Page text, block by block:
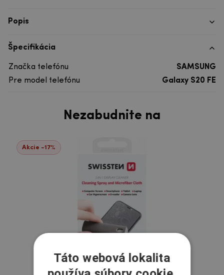
Popis
Špecifikácia
Značka telefónu
SAMSUNG
Pre model telefónu
Galaxy S20 FE
Nezabudnite na
Akcie -17%
Táto webová lokalita